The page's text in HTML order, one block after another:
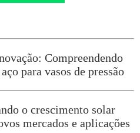
Compreendendo
para vasos de pressão
o crescimento solar
mercados e aplicações